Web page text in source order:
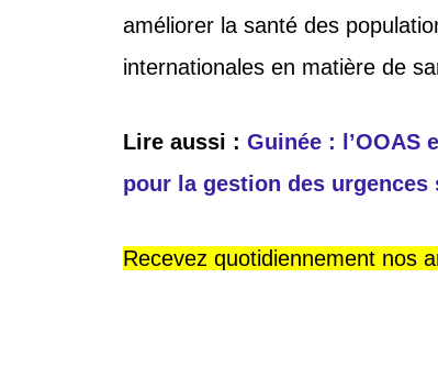
améliorer la santé des
internationales en matière de
Lire aussi : Guinée : l’OOAS
pour la gestion des urgences
Recevez quotidiennement nos